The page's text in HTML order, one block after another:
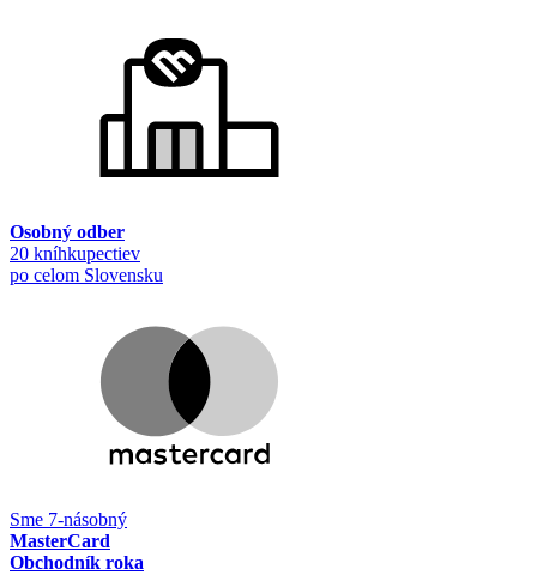
Osobný odber
20 kníhkupectiev
po celom Slovensku
Sme 7-násobný
MasterCard
Obchodník roka